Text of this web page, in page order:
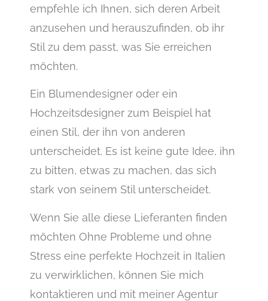
empfehle ich Ihnen, sich deren Arbeit
anzusehen und herauszufinden, ob ihr
Stil zu dem passt, was Sie erreichen
möchten.
Ein Blumendesigner oder ein
Hochzeitsdesigner zum Beispiel hat
einen Stil, der ihn von anderen
unterscheidet. Es ist keine gute Idee, ihn
zu bitten, etwas zu machen, das sich
stark von seinem Stil unterscheidet.
Wenn Sie alle diese Lieferanten finden
möchten Ohne Probleme und ohne
Stress eine perfekte Hochzeit in Italien
zu verwirklichen, können Sie mich
kontaktieren und mit meiner Agentur